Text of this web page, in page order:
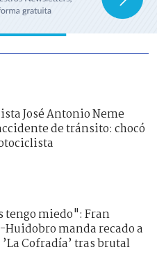
José Antonio Neme
de tránsito: chocó
tengo miedo": Fran
Huidobro manda recado a
Cofradía’ tras brutal